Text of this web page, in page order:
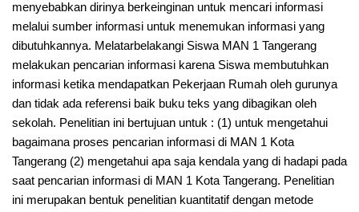
menyebabkan dirinya berkeinginan untuk mencari informasi
melalui sumber informasi untuk menemukan informasi yang
dibutuhkannya. Melatarbelakangi Siswa MAN 1 Tangerang
melakukan pencarian informasi karena Siswa membutuhkan
informasi ketika mendapatkan Pekerjaan Rumah oleh gurunya
dan tidak ada referensi baik buku teks yang dibagikan oleh
sekolah. Penelitian ini bertujuan untuk : (1) untuk mengetahui
bagaimana proses pencarian informasi di MAN 1 Kota
Tangerang (2) mengetahui apa saja kendala yang di hadapi pada
saat pencarian informasi di MAN 1 Kota Tangerang. Penelitian
ini merupakan bentuk penelitian kuantitatif dengan metode